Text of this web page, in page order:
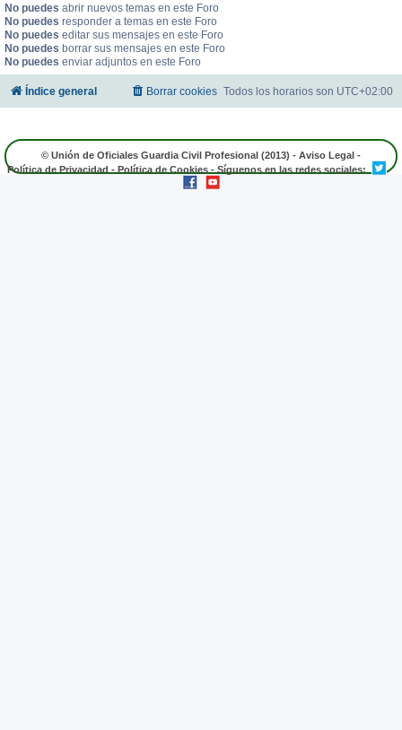
No puedes abrir nuevos temas en este Foro
No puedes responder a temas en este Foro
No puedes editar sus mensajes en este Foro
No puedes borrar sus mensajes en este Foro
No puedes enviar adjuntos en este Foro
Índice general Todos los horarios son UTC+02:00
Borrar cookies
© Unión de Oficiales Guardia Civil Profesional (2013) - Aviso Legal -
Política de Privacidad - Política de Cookies - Síguenos en las redes sociales: